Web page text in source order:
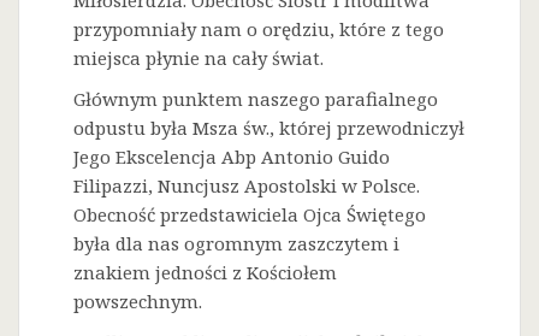
przypomniały nam o orędziu, które z tego
miejsca płynie na cały świat.
Głównym punktem naszego parafialnego
odpustu była Msza św., której przewodniczył
Jego Ekscelencja Abp Antonio Guido
Filipazzi, Nuncjusz Apostolski w Polsce.
Obecność przedstawiciela Ojca Świętego
była dla nas ogromnym zaszczytem i
znakiem jedności z Kościołem
powszechnym.